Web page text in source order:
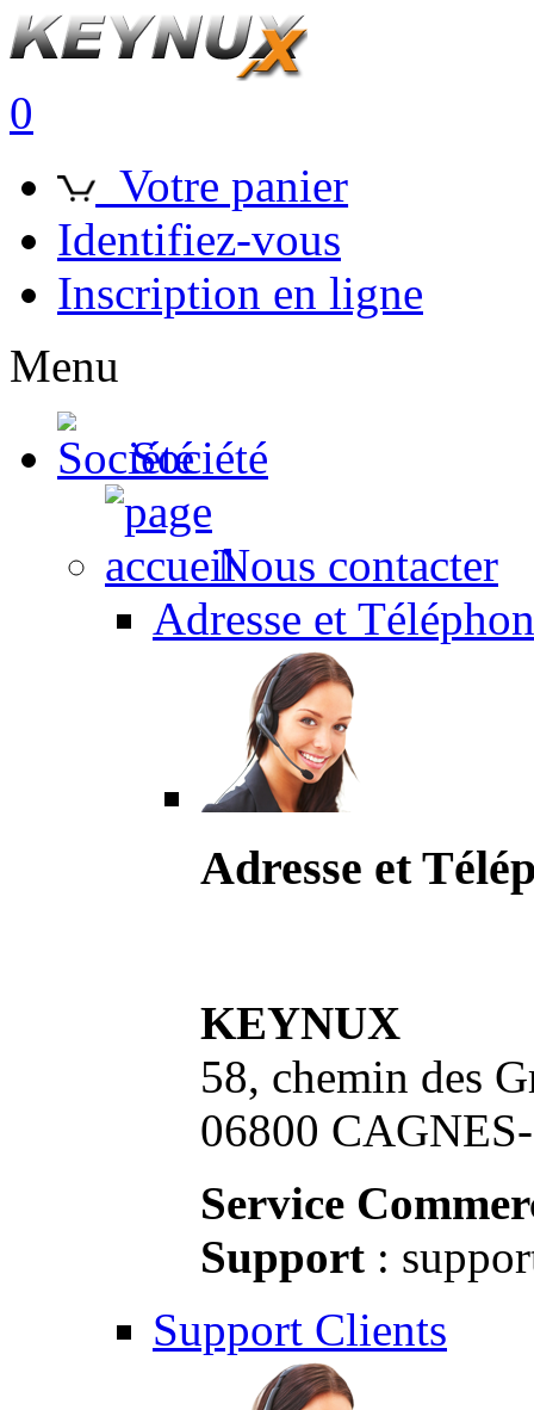
0
Votre panier
Identifiez-vous
Inscription en ligne
Menu
Société
Nous contacter
Adresse et
Adresse et
KEYNUX
58, chemin des
06800
Service
Support :
Support Clients